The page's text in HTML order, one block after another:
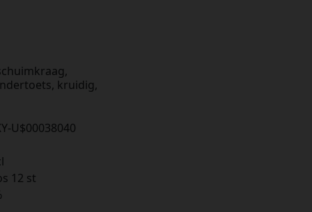
kruidig,
U$00038040
12 st